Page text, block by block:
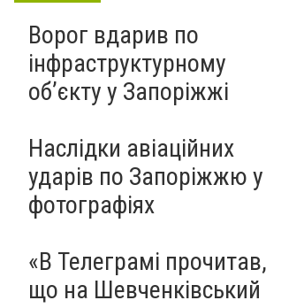
Ворог вдарив по
інфраструктурному
обʼєкту у Запоріжжі
Наслідки авіаційних
ударів по Запоріжжю у
фотографіях
«В Телеграмі прочитав,
що на Шевченківський